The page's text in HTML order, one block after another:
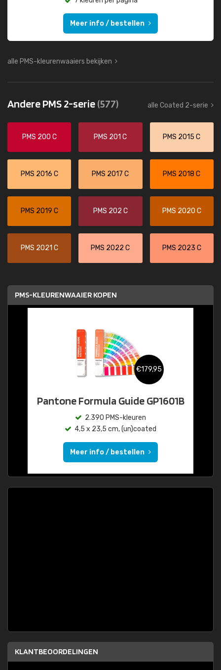
Meer info / bestellen
alle PMS-kleurenwaaiers bekijken
Andere PMS 2-serie(577) alle Coated 2-serie
PMS 200 C PMS 201 C PMS 2015 C
PMS 2016 C PMS 2017 C PMS 2018 C
PMS 2019 C PMS 202 C PMS 2020 C
PMS 2021 C PMS 2022 C PMS 2023 C
PMS-KLEURENWAAIER KOPEN
€179,95
Pantone Formula Guide GP1601B
2.390 PMS-kleuren
4,5 x 23,5 cm, (un)coated
Meer info / bestellen
KLANTBEOORDELINGEN